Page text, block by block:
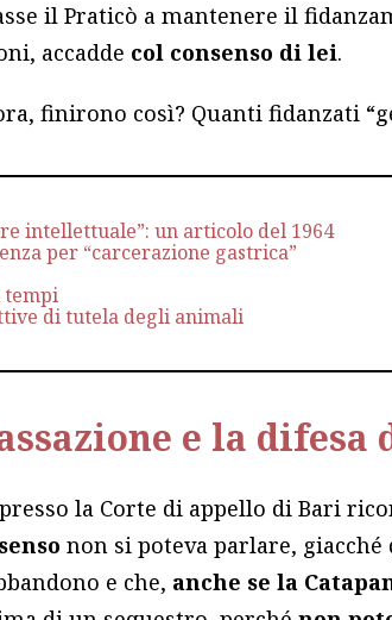
il Praticò a mantenere il
accadde col consenso di lei.
finirono così? Quanti fidanzati
intellettuale”: un articolo del 1964
per “carcerazione gastrica”
tempi
di tutela degli animali
e la difesa
la Corte di appello di Bari
non si poteva parlare, giacché
e che, anche se la